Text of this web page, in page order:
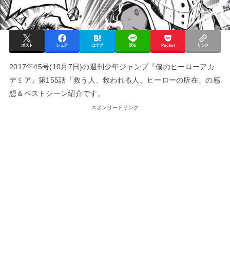
ポスト シェア はてブ 送る Pocket リンク
2017年45号(10月7日)の週刊少年ジャンプ『僕のヒーローアカ
デミア』第155話「救う人、救われる人、ヒーローの所在」の感
想＆ベストシーン紹介です。
スポンサードリンク